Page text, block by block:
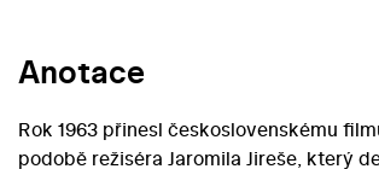
Anotace
Rok 1963 přinesl československému
podobě režiséra Jaromila Jireše, který